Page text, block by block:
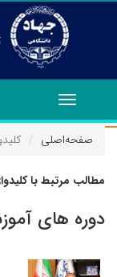
Toggle
navigation
صفحه‌اصلی
مطالب مرتبط با
دوره های